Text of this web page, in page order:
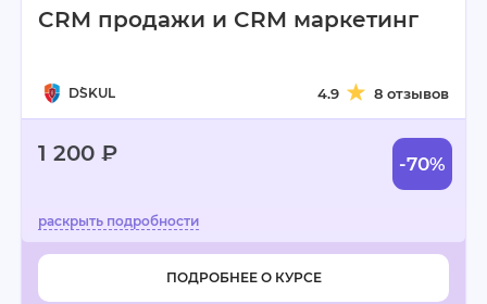
CRM продажи и CRM маркетинг
D`SKUL 4.9 8 отзывов
1 200 ₽ -70%
ПОДРОБНЕЕ О КУРСЕ